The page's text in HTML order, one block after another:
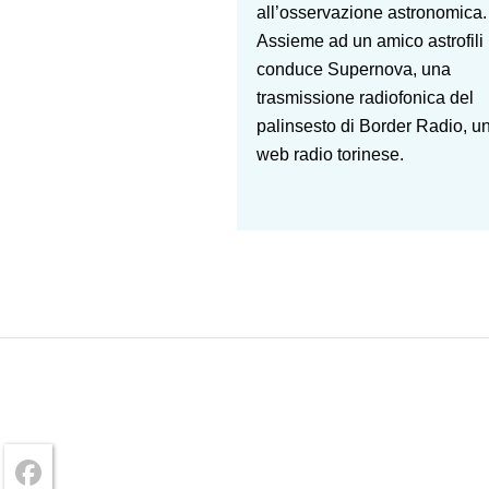
all’osservazione astronomica.
Assieme ad un amico astrofili
conduce Supernova, una
trasmissione radiofonica del
palinsesto di Border Radio,
web radio torinese.